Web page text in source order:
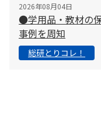
2026年08月04日
●学用品・教材の
事例を周知
総研とりコレ！